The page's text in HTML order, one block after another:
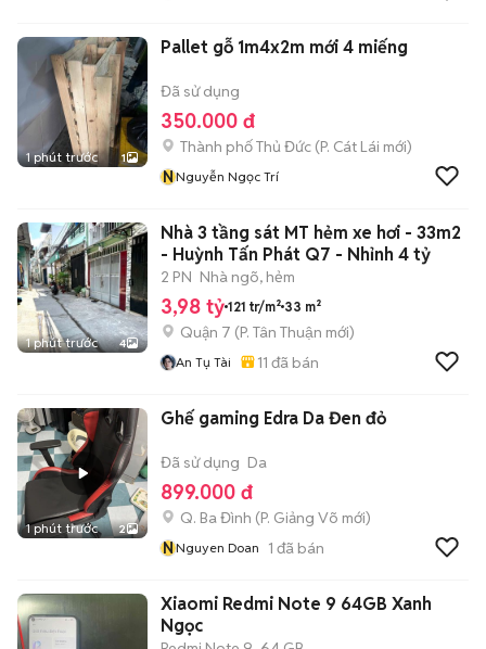
1 phút trước 1
Pallet gỗ 1m4x2m mới 4 miếng
Đã sử dụng
350.000 đ
Thành phố Thủ Đức (P. Cát Lái mới)
NNguyễn Ngọc Trí
1 phút trước 4
Nhà 3 tầng sát MT hẻm xe hơi - 33m2
- Huỳnh Tấn Phát Q7 - Nhỉnh 4 tỷ
2 PN Nhà ngõ, hẻm
3,98 tỷ 121 tr/m² 33 m²
Quận 7 (P. Tân Thuận mới)
An Tụ Tài 11 đã bán
1 phút trước 2
Ghế gaming Edra Da Đen đỏ
Đã sử dụng Da
899.000 đ
Q. Ba Đình (P. Giảng Võ mới)
NNguyen Doan 1 đã bán
Xiaomi Redmi Note 9 64GB Xanh
Ngọc